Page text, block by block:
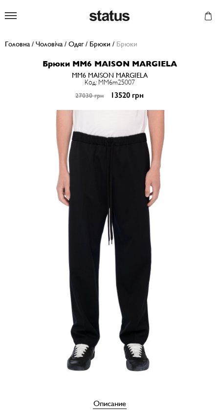
Головна / Чоловіча / Одяг/ Брюки / Брюки
Брюки MM6 MAISON MARGIELA
MM6 MAISON MARGIELA
Код: MM6m25007
27030 грн 13520 грн
Описание